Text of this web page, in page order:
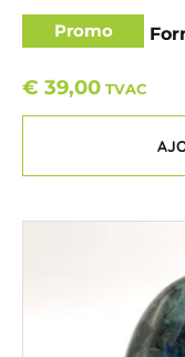
Promo
Labradorite –
€ 39,00 TVAC